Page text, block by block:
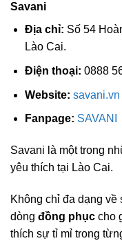
Savani
Địa chỉ: Số 54
Lào Cai.
Điện thoại: 0888
Website: savani.vn
Fanpage: SAVANI
Savani là một trong
yêu thích tại Lào Cai.
Không chỉ đa dạng về
dòng đồng phục cho
thích sự tỉ mỉ trong